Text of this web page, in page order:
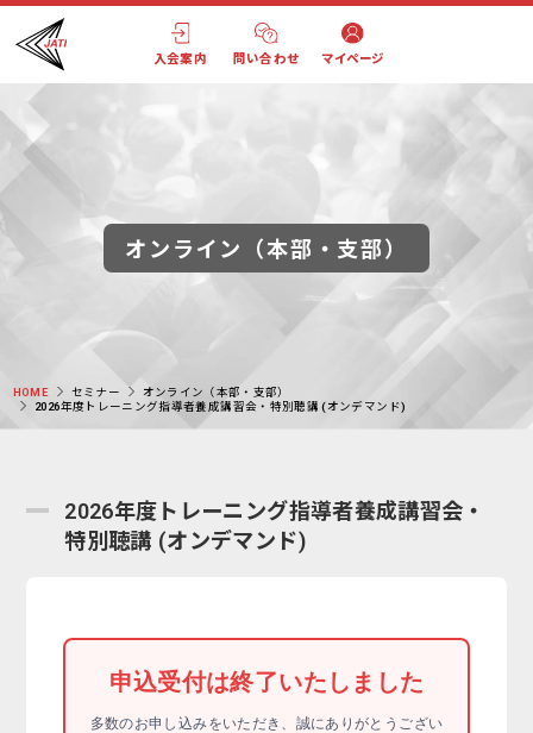
入会案内 問い合わせ マイページ
オンライン（本部・支部）
HOME セミナー
オンライン（本部・支部）
2026年度トレーニング指導者養成講習会・特別聴講 (オンデマンド)
2026年度トレーニング指導者養成講習会・
特別聴講 (オンデマンド)
申込受付は終了いたしました
多数のお申し込みをいただき、誠にありがとうござい